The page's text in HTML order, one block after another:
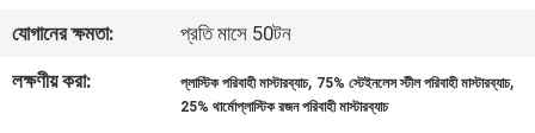
মান
নিয়ন্ত্রণ
যোগানের ক্ষমতা:
প্রতি মাসে 50টন
লক্ষণীয় করা:
প্লাস্টিক পরিবাহী মাস্টারব্যাচ, 75% স্টেইনলেস স্টীল পরিবাহী মাস্টারব্যাচ,
25% থার্মোপ্লাস্টিক রজন পরিবাহী মাস্টারব্যাচ